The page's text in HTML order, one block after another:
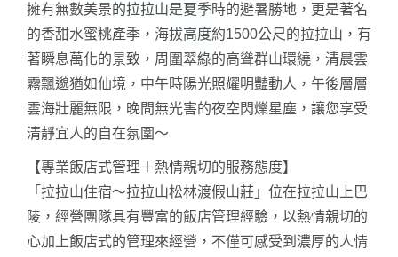
擁有無數美景的拉拉山是夏季時的避暑勝地，更是著名
的香甜水蜜桃產季，海拔高度約1500公尺的拉拉山，有
著瞬息萬化的景致，周圍翠綠的高聳群山環繞，清晨雲
霧飄邈猶如仙境，中午時陽光照耀明豔動人，午後層層
雲海壯麗無限，晚間無光害的夜空閃爍星塵，讓您享受
清靜宜人的自在氛圍～
【專業飯店式管理＋熱情親切的服務態度】
「拉拉山住宿～拉拉山松林渡假山莊」位在拉拉山上巴
陵，經營團隊具有豐富的飯店管理經驗，以熱情親切的
心加上飯店式的管理來經營，不僅可感受到濃厚的人情